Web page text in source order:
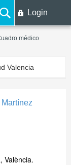
Login
médico
Valencia
València.